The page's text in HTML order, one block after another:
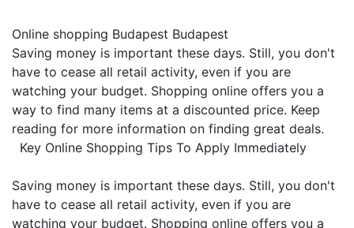
Online shopping Budapest Budapest
Saving money is important these days. Still, you don't
have to cease all retail activity, even if you are
watching your budget. Shopping online offers you a
way to find many items at a discounted price. Keep
reading for more information on finding great deals.
Key Online Shopping Tips To Apply Immediately
Saving money is important these days. Still, you don't
have to cease all retail activity, even if you are
watching your budget. Shopping online offers you a